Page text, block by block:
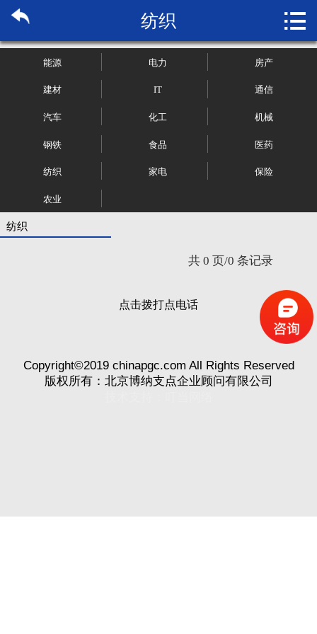
关于博纳
管理咨询
行业报告
加入我们
纺织 
能源 电力 房产
建材 IT 通信
汽车 化工 机械
钢铁 食品 医药
纺织 家电 保险
农业
纺织
共 0 页/0 条记录
点击拨打点电话
Copyright©2019 chinapgc.com All Rights Reserved
版权所有：北京博纳支点企业顾问有限公司